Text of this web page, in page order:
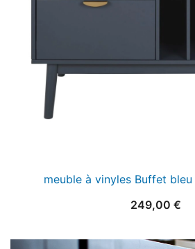
meuble à vinyles Buffet
249,00 €